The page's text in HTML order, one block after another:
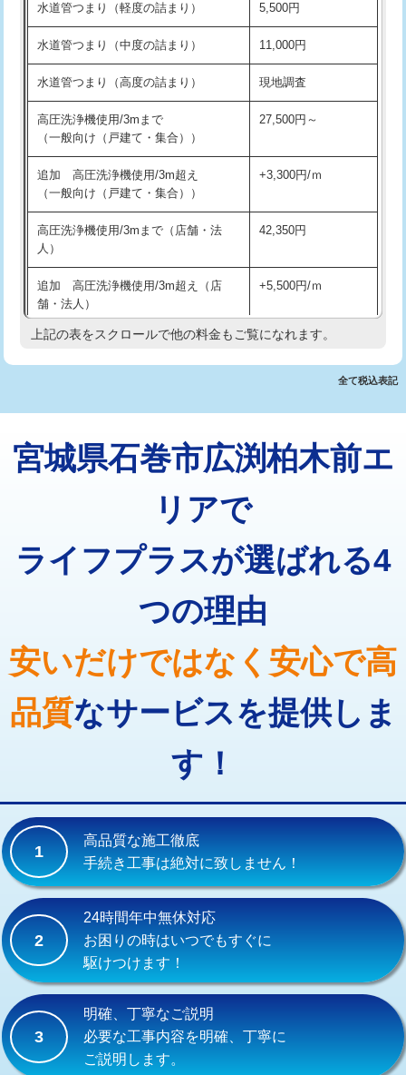
洗面台設置 38,500円
化粧台設置 22,000円
追加人工 16,500円
廃棄・処分 現場見積
※給水管工事は20mmまでの価格です。
交換・取付(排水栓・排水トラップ
22,000円+材料費
持込商品取付（混合水栓）
持込商品取付（浄水器・分岐水栓） 16,500円
業）
排水管工事（追加 排水管工事/3ｍ超
え）
マス交換（土の掘削・埋め戻し作業） 11,000円~
マス交換（深さ50㎝以上） 66,000円
コンクリート斫り（厚さ10㎝超え）
モルタル補修（厚さ10㎝まで） 27,500円
16,500円
廃棄・処分 現場見積
水道管つまり（軽度の詰まり） 5,500円
水道管つまり（中度の詰まり） 11,000円
水道管つまり（高度の詰まり） 現地調査
高圧洗浄機使用/3mまで
（一般向け（戸建て・集合））
27,500円～
追加 高圧洗浄機使用/3m超え
（一般向け（戸建て・集合））
+3,300円/ｍ
高圧洗浄機使用/3mまで（店舗・法
人）
42,350円
追加 高圧洗浄機使用/3m超え（店
舗・法人）
+5,500円/ｍ
高度高圧洗浄換 現地調査
トーラー機使用/3mまで 33,000円
追加トーラー機使用/3m超え +3,300円
止水・漏水調査・防水処理・清掃・修
11,000円
止水・漏水調査・防水処理・清掃・修
22,000円
止水・漏水調査・防水処理・清掃・修
理・調整・分解・加工など（重作業）
33,000円
その他部品の脱着 8,800円～
交換・取付(単水栓（壁付・デッキ
式）)
13,200円+材料費
交換・取付(混合水栓（壁付・デッキ
式・ワンホール）)
16,500円+材料費
交換・取付(排水栓・排水トラップ
（P/S/ポップアップ））
交換・取付（その他部品）
持込商品取付（単水栓）
持込商品取付（混合水栓） 16,500円
上記の表をスクロールで他の料金もご覧になれます。
全て税込表記
宮城県石巻市広渕柏木前エ
リアで
ライフプラスが選ばれる4
つの理由
安いだけではなく安心で高
品質なサービスを提供しま
す！
1
高品質な施工徹底
手続き工事は絶対に致しません！
2
24時間年中無休対応
お困りの時はいつでもすぐに
駆けつけます！
3
明確、丁寧なご説明
必要な工事内容を明確、丁寧に
ご説明します。